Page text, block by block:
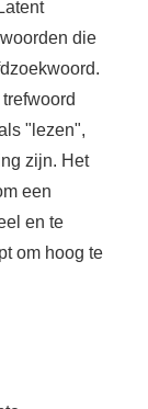
die
"lezen",
zijn. Het
een
en te
om hoog te